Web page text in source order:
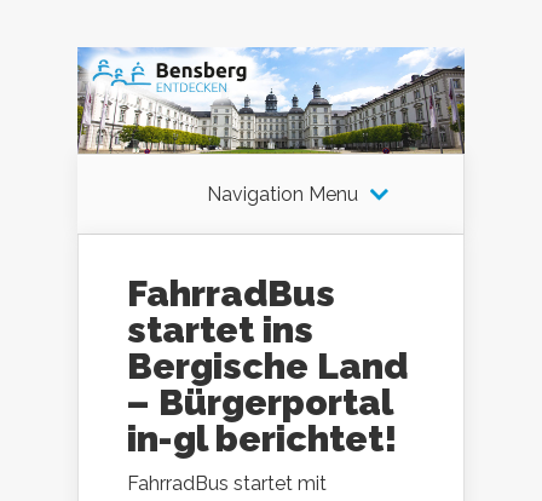
Navigation Menu
FahrradBus
startet ins
Bergische Land
– Bürgerportal
in-gl berichtet!
FahrradBus startet mit